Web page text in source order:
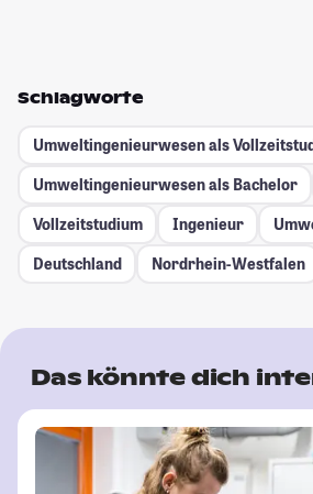
Schlagworte
Umweltingenieurwesen als
Umweltingenieurwesen als Bachelor
Vollzeitstudium
Ingenieur
Deutschland
Nordrhein-Westfalen
Das könnte dich